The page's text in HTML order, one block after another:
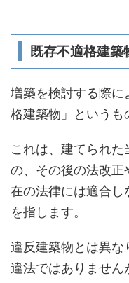
既存不適格建
増築を検討する際に
格建築物」というも
これは、建てられ
の、その後の法改正
在の法律には適合し
を指します。
違反建築物とは異な
違法ではありません